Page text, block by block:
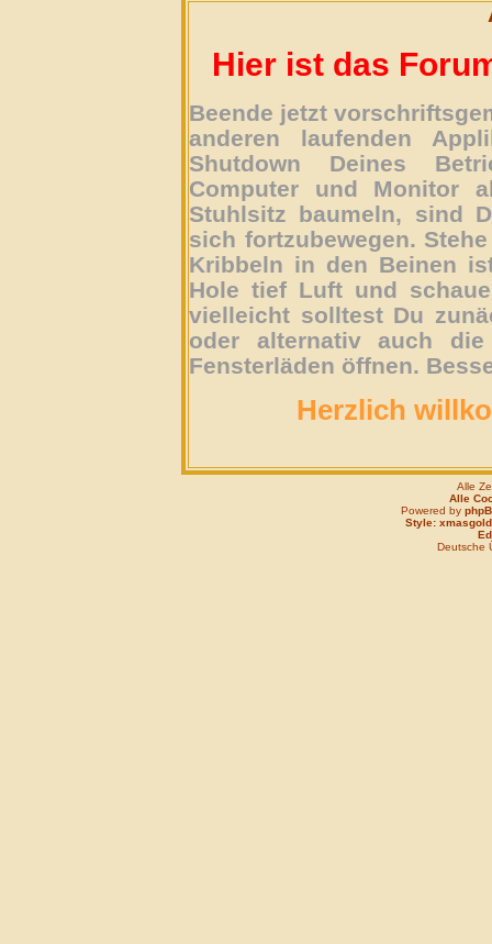
Hier ist das
Beende jetzt
anderen laufenden
Shutdown Deines
Computer und Monitor
Stuhlsitz baumeln, sind
sich fortzubewegen.
Kribbeln in den Beinen
Hole tief Luft und
vielleicht solltest Du
oder alternativ auch
Fensterläden öffnen.
Herzlich
Alle
Alle
Powered by
Style: xmasgold
Deutsche